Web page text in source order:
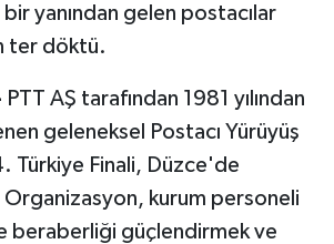
yanından gelen postacılar
ter döktü.
PTT AŞ tarafından 1981 yılından
geleneksel Postacı Yürüyüş
Türkiye Finali, Düzce'de
kurum personeli
beraberliği güçlendirmek ve